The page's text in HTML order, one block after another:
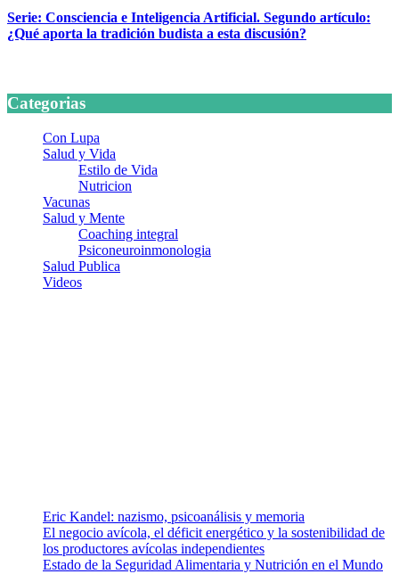
Serie: Consciencia e Inteligencia Artificial. Segundo artículo:
¿Qué aporta la tradición budista a esta discusión?
Categorias
Con Lupa
Salud y Vida
Estilo de Vida
Nutricion
Vacunas
Salud y Mente
Coaching integral
Psiconeuroinmonologia
Salud Publica
Videos
Eric Kandel: nazismo, psicoanálisis y memoria
El negocio avícola, el déficit energético y la sostenibilidad de
los productores avícolas independientes
Estado de la Seguridad Alimentaria y Nutrición en el Mundo